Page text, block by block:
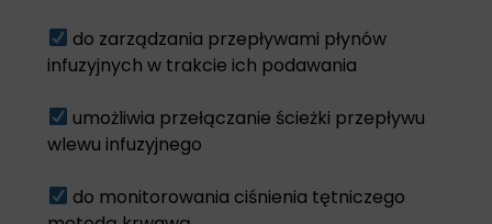
do zarządzania przepływami płynów
infuzyjnych w trakcie ich podawania
umożliwia przełączanie ścieżki przepływu
wlewu infuzyjnego
do monitorowania ciśnienia tętniczego